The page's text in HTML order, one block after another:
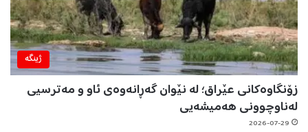
ژینگه‌
زۆنگاوەکانی عێراق؛ لە نێوان گەڕانەوەی ئاو و مەترسیی
لەناوچوونی هەمیشەیی
2026-07-29